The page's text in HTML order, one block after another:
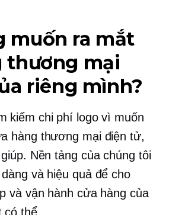
muốn ra mắt
thương mại
riêng mình?
kiếm chi phí logo vì muốn
hàng thương mại điện tử,
Nền tảng của chúng tôi
và hiệu quả để cho
và vận hành cửa hàng của
có thể.